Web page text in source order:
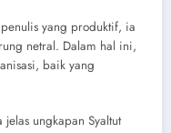
yang produktif, ia
netral. Dalam hal ini,
baik yang
ungkapan Syaltut